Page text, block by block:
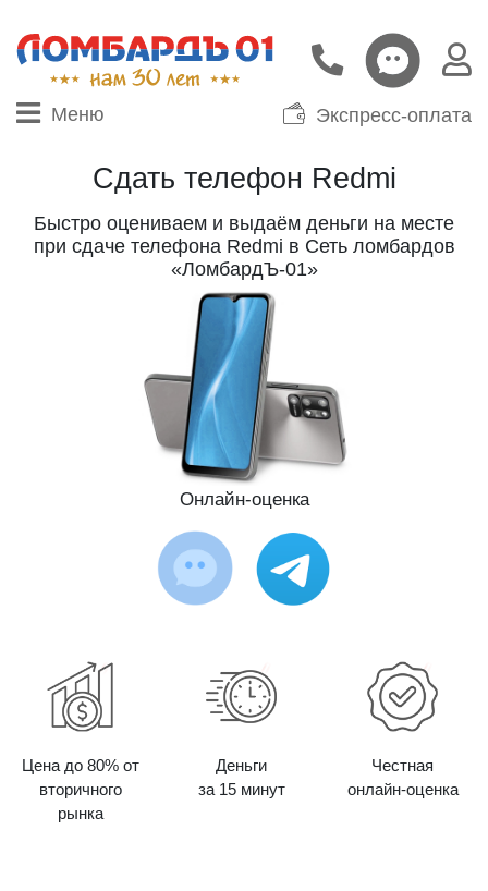
Меню Экспресс-оплата
Сдать телефон Redmi
Быстро оцениваем и выдаём деньги на месте
при сдаче телефона Redmi в Сеть ломбардов
«ЛомбардЪ-01»
Онлайн-оценка
Цена до 80% от
вторичного
рынка
Деньги
за 15 минут
Честная
онлайн-оценка